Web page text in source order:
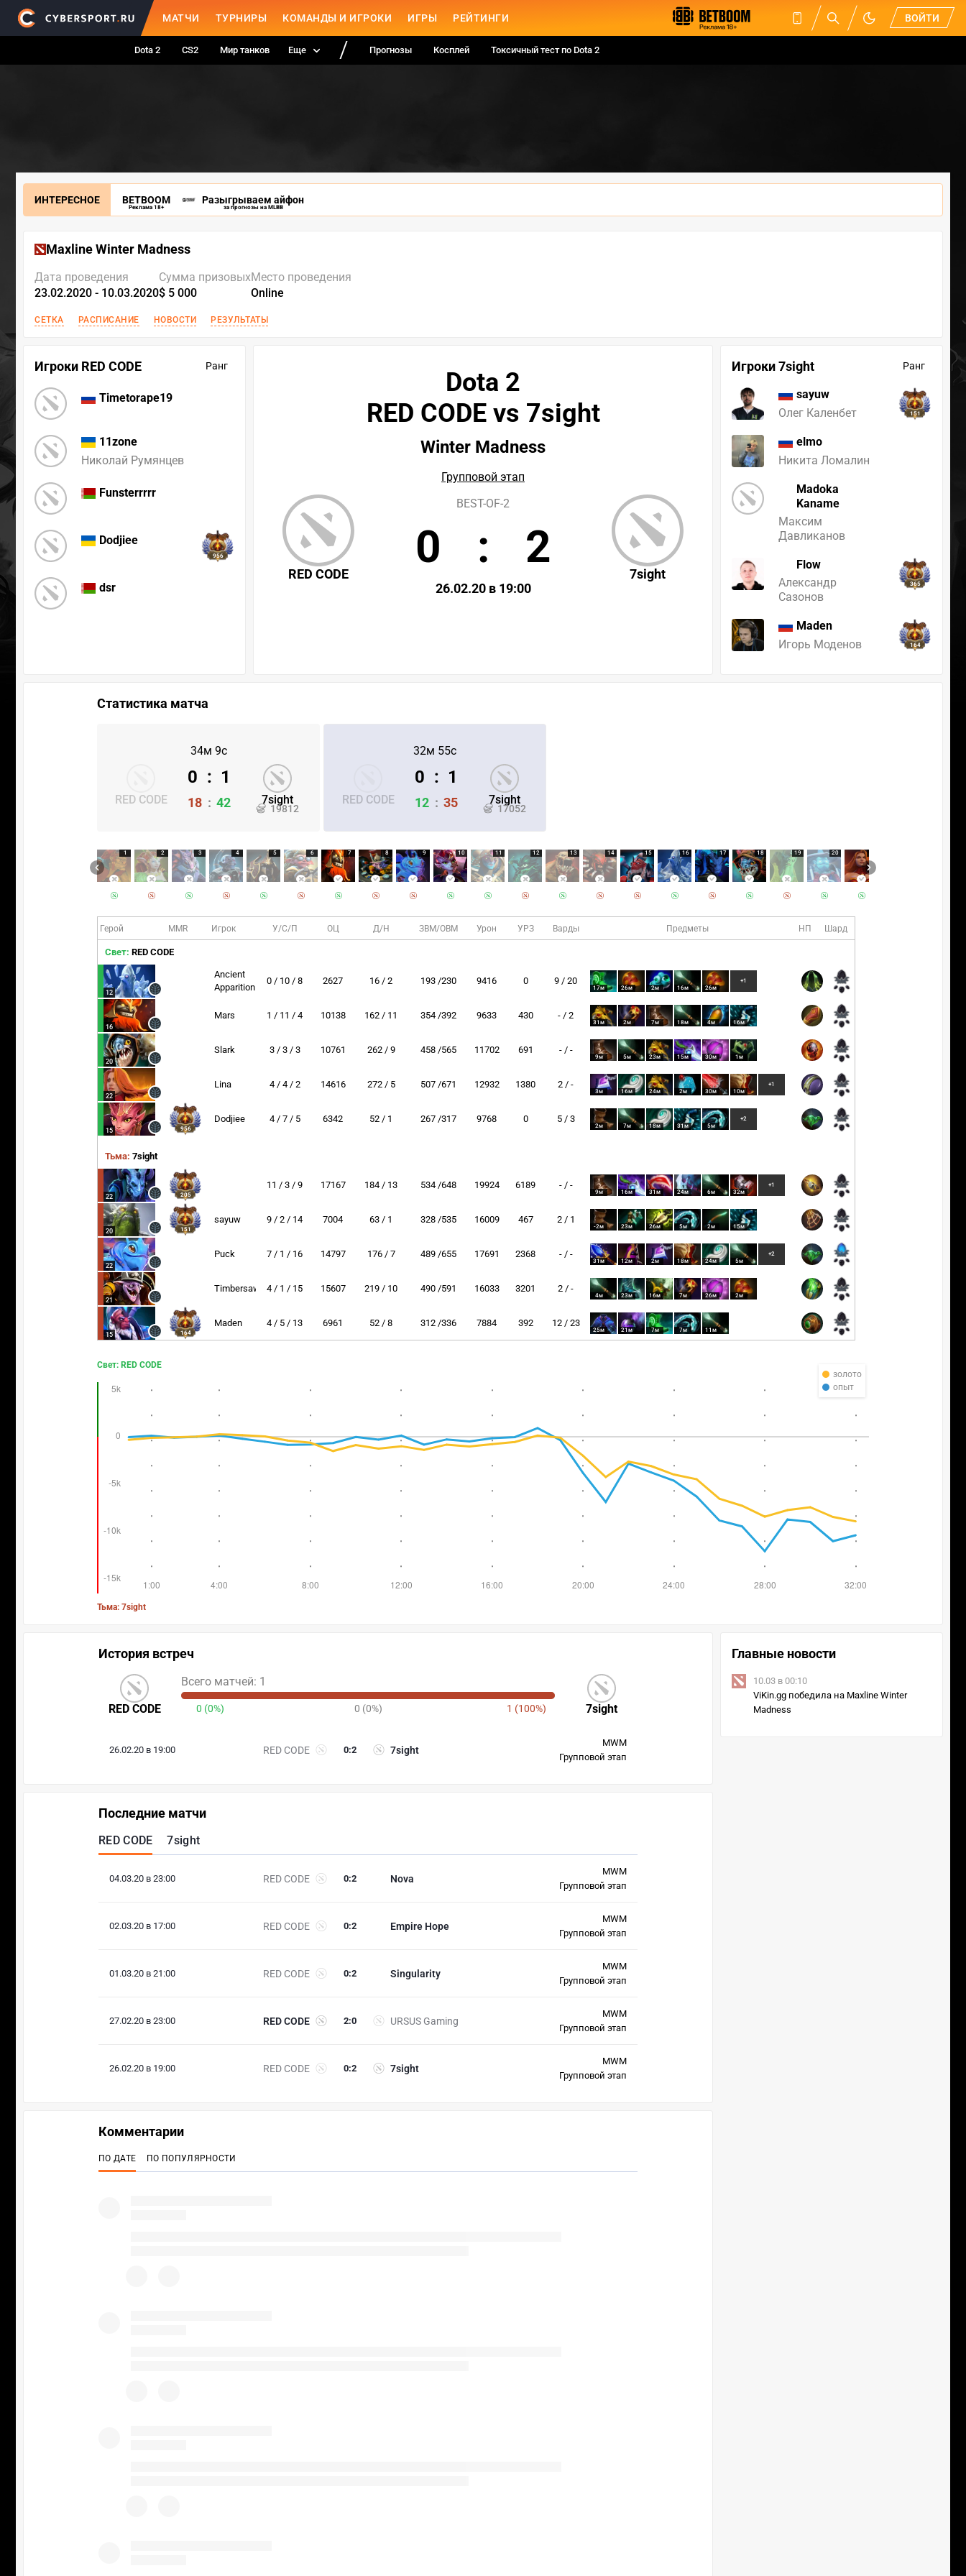
МАТЧИ ТУРНИРЫ КОМАНДЫ И ИГРОКИ ИГРЫ РЕЙТИНГИ ВОЙТИ
Dota 2 CS2 Мир танков Еще Прогнозы Косплей Токсичный тест по Dota 2
ИНТЕРЕСНОЕ BETBOOM
Реклама 18+
Разыгрываем айфон
за прогнозы на MLBB
Maxline Winter Madness
Дата проведения
23.02.2020 - 10.03.2020
Сумма призовых
$ 5 000
Место проведения
Online
СЕТКА РАСПИСАНИЕ НОВОСТИ РЕЗУЛЬТАТЫ
Игроки RED CODE Ранг
Timetorape19
11zone
Николай Румянцев
Funsterrrrr
Dodjiee
956
dsr
Игроки 7sight Ранг
sayuw
Олег Каленбет
151
elmo
Никита Ломалин
Madoka
Kaname
Максим
Давликанов
Flow
Александр
Сазонов
365
Maden
Игорь Моденов
164
Dota 2
RED CODE vs 7sight
Winter Madness
Групповой этап
RED CODE 7sight
BEST-OF-2
0 : 2
26.02.20 в 19:00
Статистика матча
34м 9с
RED CODE 7sight
19812
0 : 1
18 : 42
32м 55с
RED CODE 7sight
17052
0 : 1
12 : 35
1 2 3 4 5 6 7 8 9 10 11 12 13 14 15 16 17 18 19 20
Герой MMR Игрок У/С/П ОЦ Д/Н ЗВМ/ОВМ Урон УРЗ Варды Предметы НП Шард
Свет: RED CODE
12
Ancient
Apparition
0 / 10 / 8 2627 16 / 2 193 /230 9416 0 9 / 20
17м 26м 2м 16м 26м
+1
16
Mars 1 / 11 / 4 10138 162 / 11 354 /392 9633 430 - / 2
31м 2м 7м 18м 4м 16м
20
Slark 3 / 3 / 3 10761 262 / 9 458 /565 11702 691 - / -
9м 5м 23м 15м 30м 1м
22
Lina 4 / 4 / 2 14616 272 / 5 507 /671 12932 1380 2 / -
3м 16м 24м 2м 30м 10м
+1
15 956
Dodjiee 4 / 7 / 5 6342 52 / 1 267 /317 9768 0 5 / 3
2м 7м 18м 31м 5м
+2
Тьма: 7sight
22 205
11 / 3 / 9 17167 184 / 13 534 /648 19924 6189 - / -
9м 16м 31м 24м 6м 32м
+1
20 151
sayuw 9 / 2 / 14 7004 63 / 1 328 /535 16009 467 2 / 1
-2м 23м 26м 5м 2м 15м
22
Puck 7 / 1 / 16 14797 176 / 7 489 /655 17691 2368 - / -
31м 12м 2м 18м 24м 5м
+2
21
Timbersaw 4 / 1 / 15 15607 219 / 10 490 /591 16033 3201 2 / -
4м 23м 16м 7м 26м 2м
15 164
Maden 4 / 5 / 13 6961 52 / 8 312 /336 7884 392 12 / 23
25м 21м 7м 7м 11м
золото
опыт
Свет: RED CODE
Тьма: 7sight
История встреч
RED CODE 7sight
Всего матчей: 1
0 (0%) 0 (0%) 1 (100%)
26.02.20 в 19:00 RED CODE 7sight
0:2
MWM
Групповой этап
Последние матчи
RED CODE 7sight
04.03.20 в 23:00 RED CODE Nova
0:2
MWM
Групповой этап
02.03.20 в 17:00 RED CODE Empire Hope
0:2
MWM
Групповой этап
01.03.20 в 21:00 RED CODE Singularity
0:2
MWM
Групповой этап
27.02.20 в 23:00 RED CODE URSUS Gaming
2:0
MWM
Групповой этап
26.02.20 в 19:00 RED CODE 7sight
0:2
MWM
Групповой этап
Главные новости
10.03 в 00:10
ViKin.gg победила на Maxline Winter
Madness
Комментарии
ПО ДАТЕ ПО ПОПУЛЯРНОСТИ